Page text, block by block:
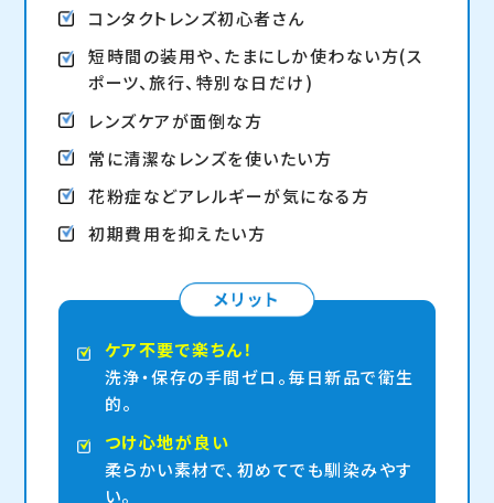
コンタクトレンズ初心者さん
短時間の装用や、たまにしか使わない方(ス
ポーツ、旅行、特別な日だけ)
レンズケアが面倒な方
常に清潔なレンズを使いたい方
花粉症などアレルギーが気になる方
初期費用を抑えたい方
ケア不要で楽ちん！
洗浄・保存の手間ゼロ。毎日新品で衛生
的。
つけ心地が良い
柔らかい素材で、初めてでも馴染みやす
い。